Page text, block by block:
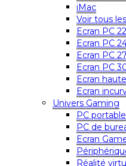
iMac
Voir tous
Ecran PC
Ecran PC
Ecran PC
Ecran PC
Ecran
Ecran
Univers Gaming
PC
PC de
Ecran
Réalité